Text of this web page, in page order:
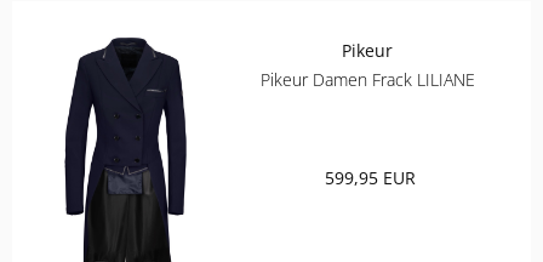
Pikeur
Pikeur Damen Frack LILIANE
599,95 EUR